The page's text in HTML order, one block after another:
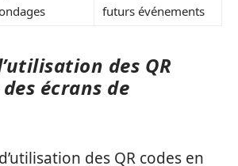
futurs événements
des QR
écrans de
des QR codes en